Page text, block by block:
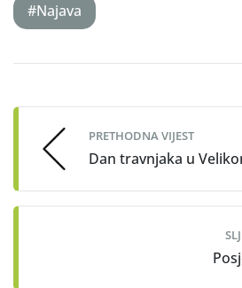
#Najava
navigation
PRETHODNA VIJEST
Dan travnjaka u